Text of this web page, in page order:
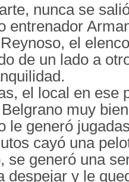
nunca se
entrenador
el
de un lado a
el local en ese
muy
le generó
cayó una
se generó una
despejar y le